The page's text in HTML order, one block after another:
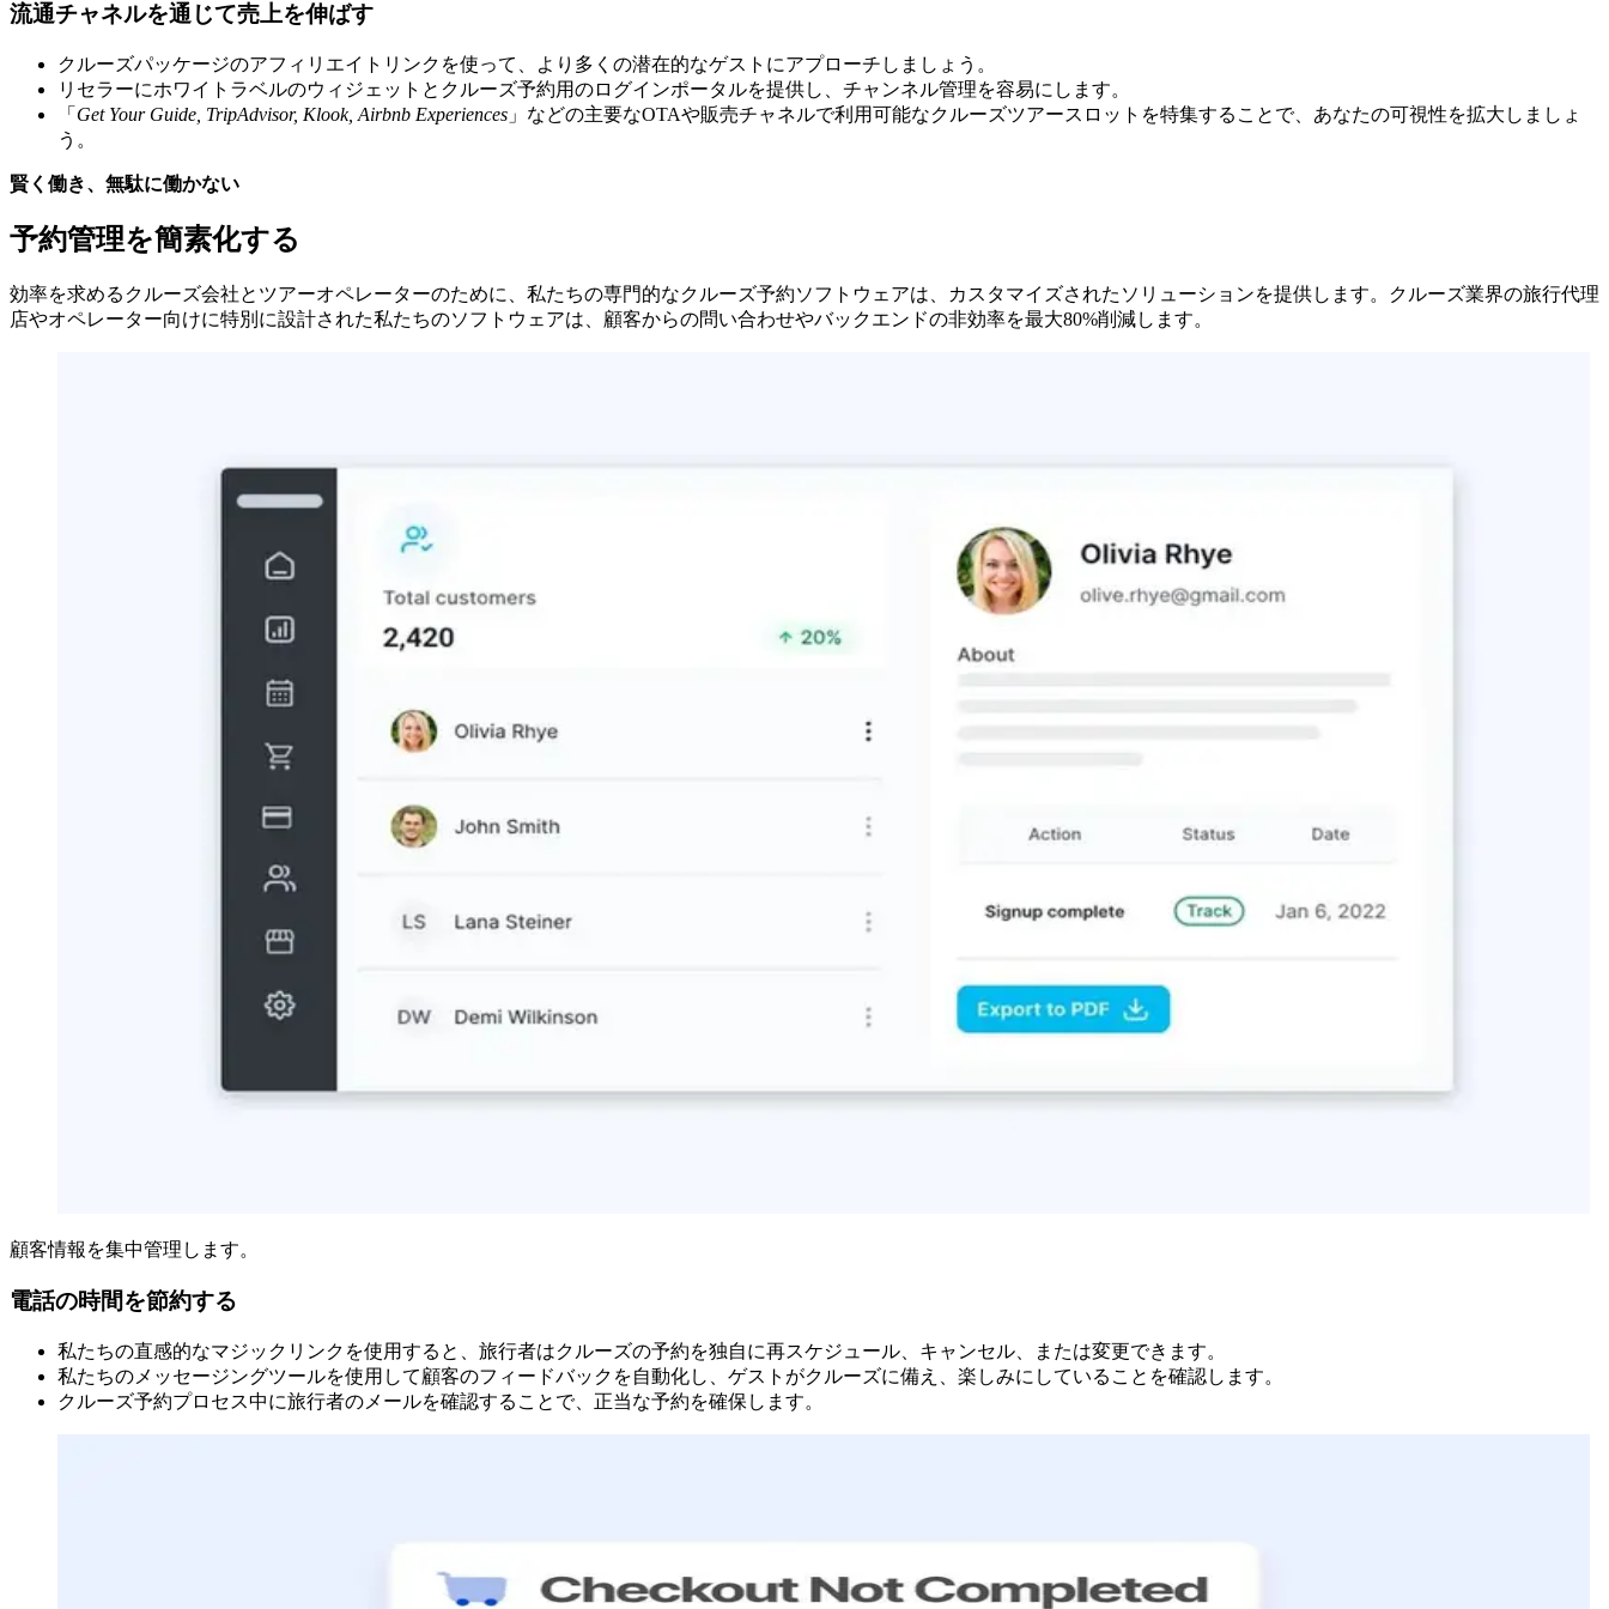
流通チャネルを通じて売上を伸ばす
クルーズパッケージのアフィリエイトリンクを使って、より多くの潜在的なゲストにアプローチしましょう。
リセラーにホワイトラベルのウィジェットとクルーズ予約用のログインポータルを提供し、チャンネル管理を容易にします。
「 Get Your Guide, TripAdvisor, Klook, Airbnb Experiences 」などの主要なOTAや販売チャネルで利用可能なクルーズツアースロットを特集することで、あなたの可視性を拡大しましょ
う。
賢く働き、無駄に働かない
予約管理を簡素化する
効率を求めるクルーズ会社とツアーオペレーターのために、私たちの専門的なクルーズ予約ソフトウェアは、カスタマイズされたソリューションを提供します。クルーズ業界の旅行代理
店やオペレーター向けに特別に設計された私たちのソフトウェアは、顧客からの問い合わせやバックエンドの非効率を最大80%削減します。
顧客情報を集中管理します。
電話の時間を節約する
私たちの直感的なマジックリンクを使用すると、旅行者はクルーズの予約を独自に再スケジュール、キャンセル、または変更できます。
私たちのメッセージングツールを使用して顧客のフィードバックを自動化し、ゲストがクルーズに備え、楽しみにしていることを確認します。
クルーズ予約プロセス中に旅行者のメールを確認することで、正当な予約を確保します。